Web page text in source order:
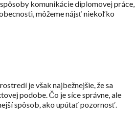
komunikácie diplomovej práce,
môžeme nájsť niekoľko
je však najbežnejšie, že sa
podobe. Čo je síce správne, ale
spôsob, ako upútať pozornosť.